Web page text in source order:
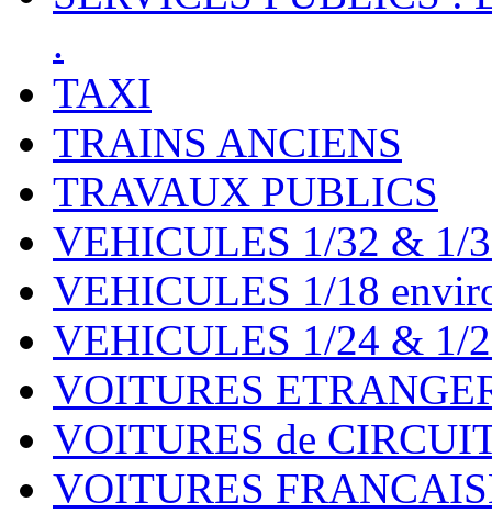
.
TAXI
TRAINS ANCIENS
TRAVAUX PUBLICS
VEHICULES 1/32 & 1/
VEHICULES 1/18
VEHICULES 1/24 & 1/
VOITURES
VOITURES de
VOITURES